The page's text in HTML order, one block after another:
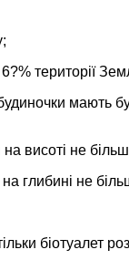
території
мають
висоті не
глибині не
біотуалет